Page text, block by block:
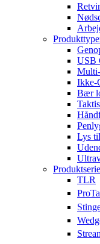
USB
Ikke-
Bær
Lys
Produktserie
TLR